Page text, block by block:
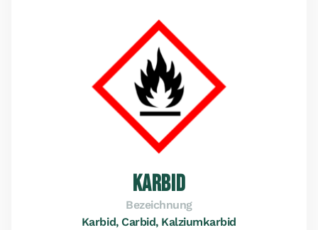
KARBID
Bezeichnung
Karbid, Carbid, Kalziumkarbid